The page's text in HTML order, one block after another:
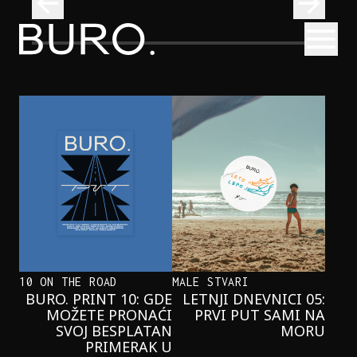
BURO.
NAJČISTIJA KUPALIŠTA U SRBIJI KOJA
POSEĆUJEMO OVOG LETA
10 ON THE ROAD
BURO. PRINT 10: GDE
MOŽETE PRONAĆI
SVOJ BESPLATAN
PRIMERAK U
MALE STVARI
LETNJI DNEVNICI 05:
PRVI PUT SAMI NA
MORU